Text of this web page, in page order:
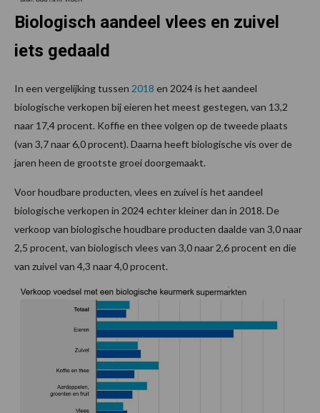
Biologisch aandeel vlees en zuivel
iets gedaald
In een vergelijking tussen 2018 en 2024 is het aandeel
biologische verkopen bij eieren het meest gestegen, van 13,2
naar 17,4 procent. Koffie en thee volgen op de tweede plaats
(van 3,7 naar 6,0 procent). Daarna heeft biologische vis over de
jaren heen de grootste groei doorgemaakt.
Voor houdbare producten, vlees en zuivel is het aandeel
biologische verkopen in 2024 echter kleiner dan in 2018. De
verkoop van biologische houdbare producten daalde van 3,0 naar
2,5 procent, van biologisch vlees van 3,0 naar 2,6 procent en die
van zuivel van 4,3 naar 4,0 procent.